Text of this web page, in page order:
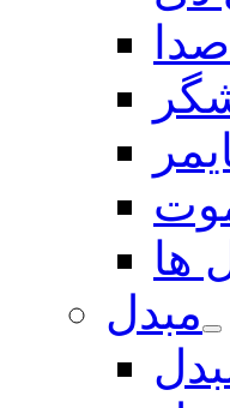
ها
مبدل